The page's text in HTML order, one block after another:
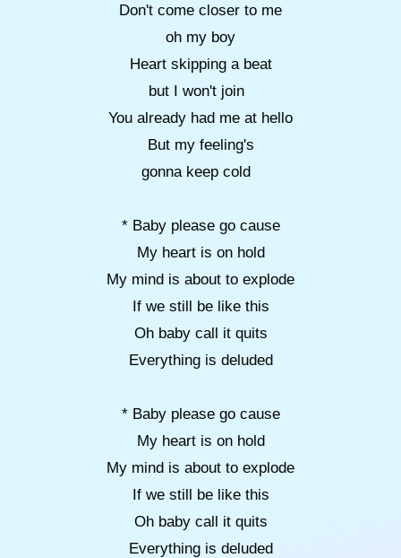
Don't come closer to me
oh my boy
Heart skipping a beat
but I won't join
You already had me at hello
But my feeling's
gonna keep cold
* Baby please go cause
My heart is on hold
My mind is about to explode
If we still be like this
Oh baby call it quits
Everything is deluded
* Baby please go cause
My heart is on hold
My mind is about to explode
If we still be like this
Oh baby call it quits
Everything is deluded